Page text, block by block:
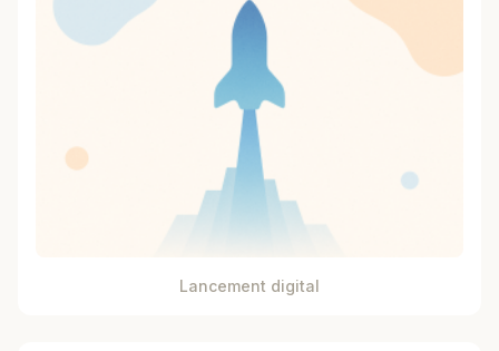
Lancement digital